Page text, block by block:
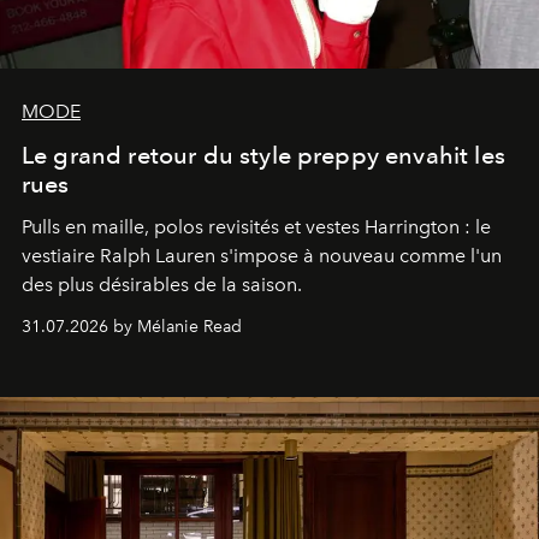
MODE
Le grand retour du style preppy envahit les
rues
Pulls en maille, polos revisités et vestes Harrington : le
vestiaire Ralph Lauren s'impose à nouveau comme l'un
des plus désirables de la saison.
31.07.2026 by Mélanie Read